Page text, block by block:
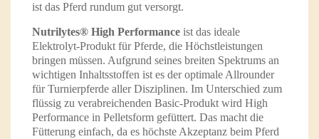
ist das Pferd rundum gut versorgt.
Nutrilytes® High Performance ist das ideale
Elektrolyt-Produkt für Pferde, die Höchstleistungen
bringen müssen. Aufgrund seines breiten Spektrums an
wichtigen Inhaltsstoffen ist es der optimale Allrounder
für Turnierpferde aller Disziplinen. Im Unterschied zum
flüssig zu verabreichenden Basic-Produkt wird High
Performance in Pelletsform gefüttert. Das macht die
Fütterung einfach, da es höchste Akzeptanz beim Pferd